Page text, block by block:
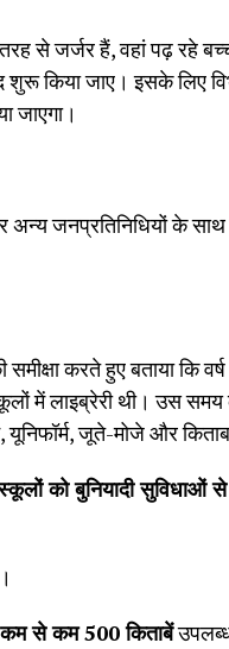
से जर्जर हैं, वहां पढ़ रहे
शुरू किया जाए। इसके लिए
जाएगा।
अन्य जनप्रतिनिधियों के
करते हुए बताया कि
में लाइब्रेरी थी। उस
जूते-मोजे और
स्कूलों को बुनियादी
कम से कम500किताबें